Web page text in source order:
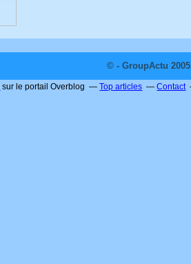
© - GroupActu
sur le portail Overblog Top articles Contact